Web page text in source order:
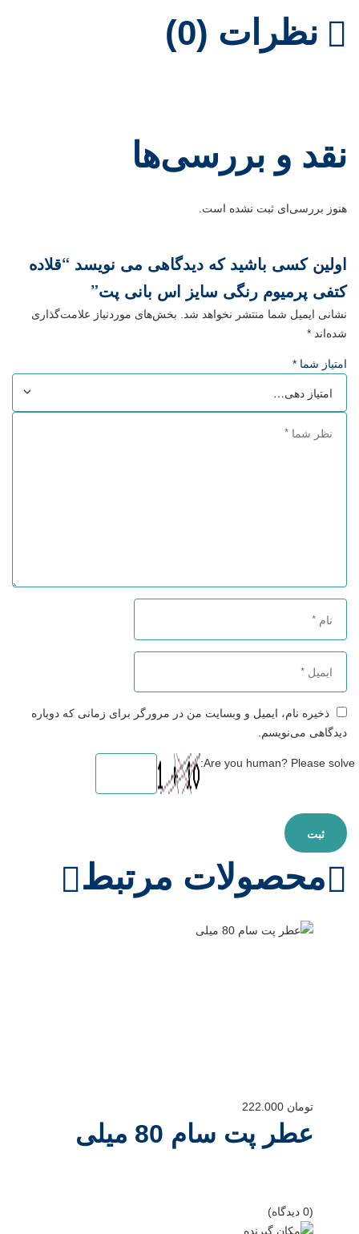
نظرات (0)
نقد و بررسی‌ها
هنوز بررسی‌ای ثبت نشده است.
اولین کسی باشید که دیدگاهی می نویسد “قلاده
کتفی پرمیوم رنگی سایز اس بانی پت”
نشانی ایمیل شما منتشر نخواهد شد.
بخش‌های موردنیاز علامت‌گذاری
شده‌اند *
امتیاز شما *
ذخیره نام، ایمیل و وبسایت من در مرورگر برای زمانی که دوباره
دیدگاهی می‌نویسم.
Are you human? Please solve:
محصولات مرتبط
تومان
عطر پت سام 80 میلی
(0 دیدگاه)